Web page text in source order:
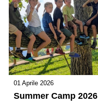
01 Aprile 2026
Summer Camp 2026